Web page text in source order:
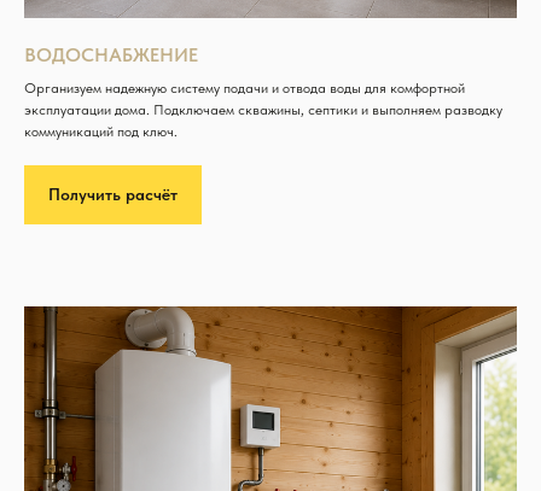
ВОДОСНАБЖЕНИЕ
Организуем надежную систему подачи и отвода воды для комфортной
эксплуатации дома. Подключаем скважины, септики и выполняем разводку
коммуникаций под ключ.
Получить расчёт